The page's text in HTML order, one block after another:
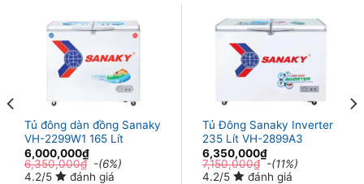
Tủ đông dàn đồng Sanaky
VH-2299W1 165 Lít
6,000,000₫
6,350,000₫ -(6%)
4.2/5
đánh giá
Tủ Đông Sanaky Inverter
235 Lít VH-2899A3
6,350,000₫
7,150,000₫ -(11%)
4.2/5
đánh giá